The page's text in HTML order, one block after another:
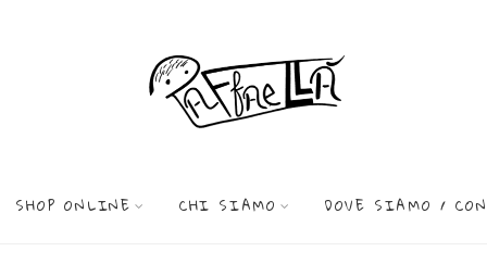
SHOP ONLINE CHI SIAMO DOVE SIAMO /